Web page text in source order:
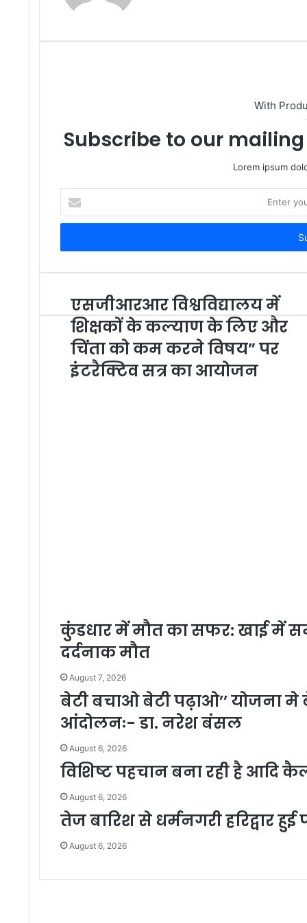
With
Subscribe to our
Lorem ipsum
your
Email
एसजीआरआर विश्वविद्यालय में
शिक्षकों के कल्याण के लिए और
चिंता को कम करने विषय” पर
इंटरैक्टिव सत्र का आयोजन
कुंडधार में मौत का सफर: खाई में
दर्दनाक मौत
August 7, 2026
बेटी बचाओ बेटी पढ़ाओ’’ योजना मे
आंदोलनः- डा. नरेश बंसल
August 6, 2026
विशिष्ट पहचान बना रही है आदि
August 6, 2026
तेज बारिश से धर्मनगरी हरिद्वार हुई
August 6, 2026